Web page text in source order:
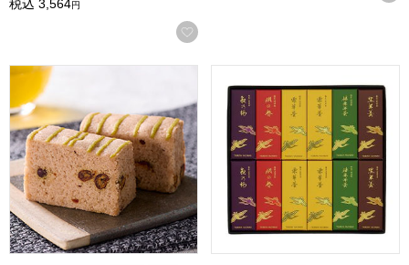
税込 3,564円
お気に入りに登録する
小男鹿本舗 冨士屋 小男鹿 個包装 9個入【年間ギフト】